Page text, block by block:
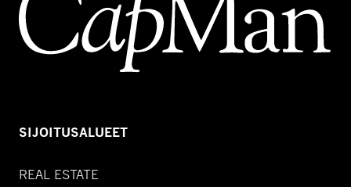
SIJOITUSALUEET
REAL ESTATE